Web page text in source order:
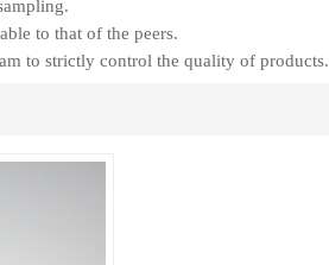
to that of the peers.
to strictly control the quality of products.